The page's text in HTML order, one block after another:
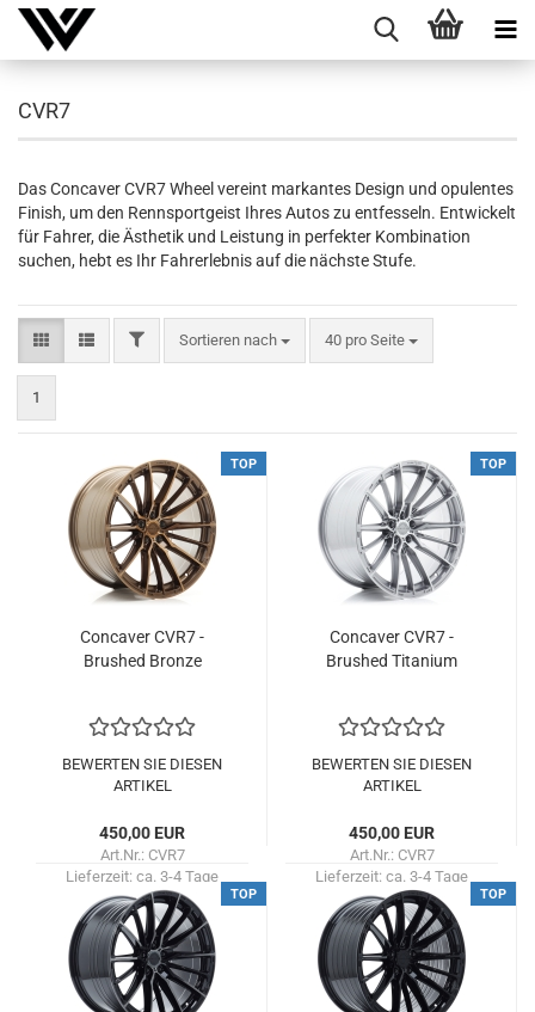
CVR7
Das Concaver CVR7 Wheel vereint markantes Design und opulentes
Finish, um den Rennsportgeist Ihres Autos zu entfesseln. Entwickelt
für Fahrer, die Ästhetik und Leistung in perfekter Kombination
suchen, hebt es Ihr Fahrerlebnis auf die nächste Stufe.
FILTERSortieren nach
Sortieren nach 40 pro Seite
pro Seite
1
TOP
Con­ca­ver CVR7 -
Brushed Bron­ze
BEWERTEN SIE DIESEN
ARTIKEL
450,00 EUR
Art.Nr.: CVR7
Lieferzeit: ca. 3-4 Tage
TOP
Con­ca­ver CVR7 -
Brushed Ti­ta­ni­um
BEWERTEN SIE DIESEN
ARTIKEL
450,00 EUR
Art.Nr.: CVR7
Lieferzeit: ca. 3-4 Tage
TOP TOP